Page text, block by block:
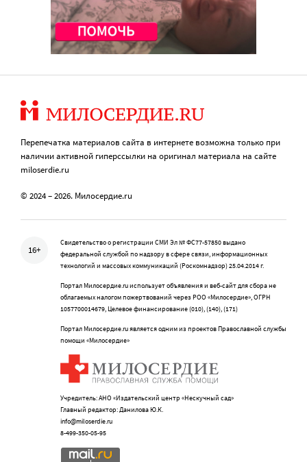
Перепечатка материалов сайта в интернете возможна только при
наличии активной гиперссылки на оригинал материала на сайте
miloserdie.ru
© 2024 – 2026. Милосердие.ru
16+
Свидетельство о регистрации СМИ Эл № ФС77-57850 выдано
федеральной службой по надзору в сфере связи, информационных
технологий и массовых коммуникаций (Роскомнадзор) 25.04.2014 г.
Портал Милосердие.ru использует объявления и веб-сайт для сбора не
облагаемых налогом пожертвований через РОО «Милосердие», ОГРН
1057700014679, Целевое финансирование (010), (140), (171)
Портал Милосердие.ru является одним из проектов Православной службы
помощи «Милосердие»
Учредитель: АНО «Издательский центр «Нескучный сад»
Главный редактор: Данилова Ю.К.
info@miloserdie.ru
8-499-350-05-95